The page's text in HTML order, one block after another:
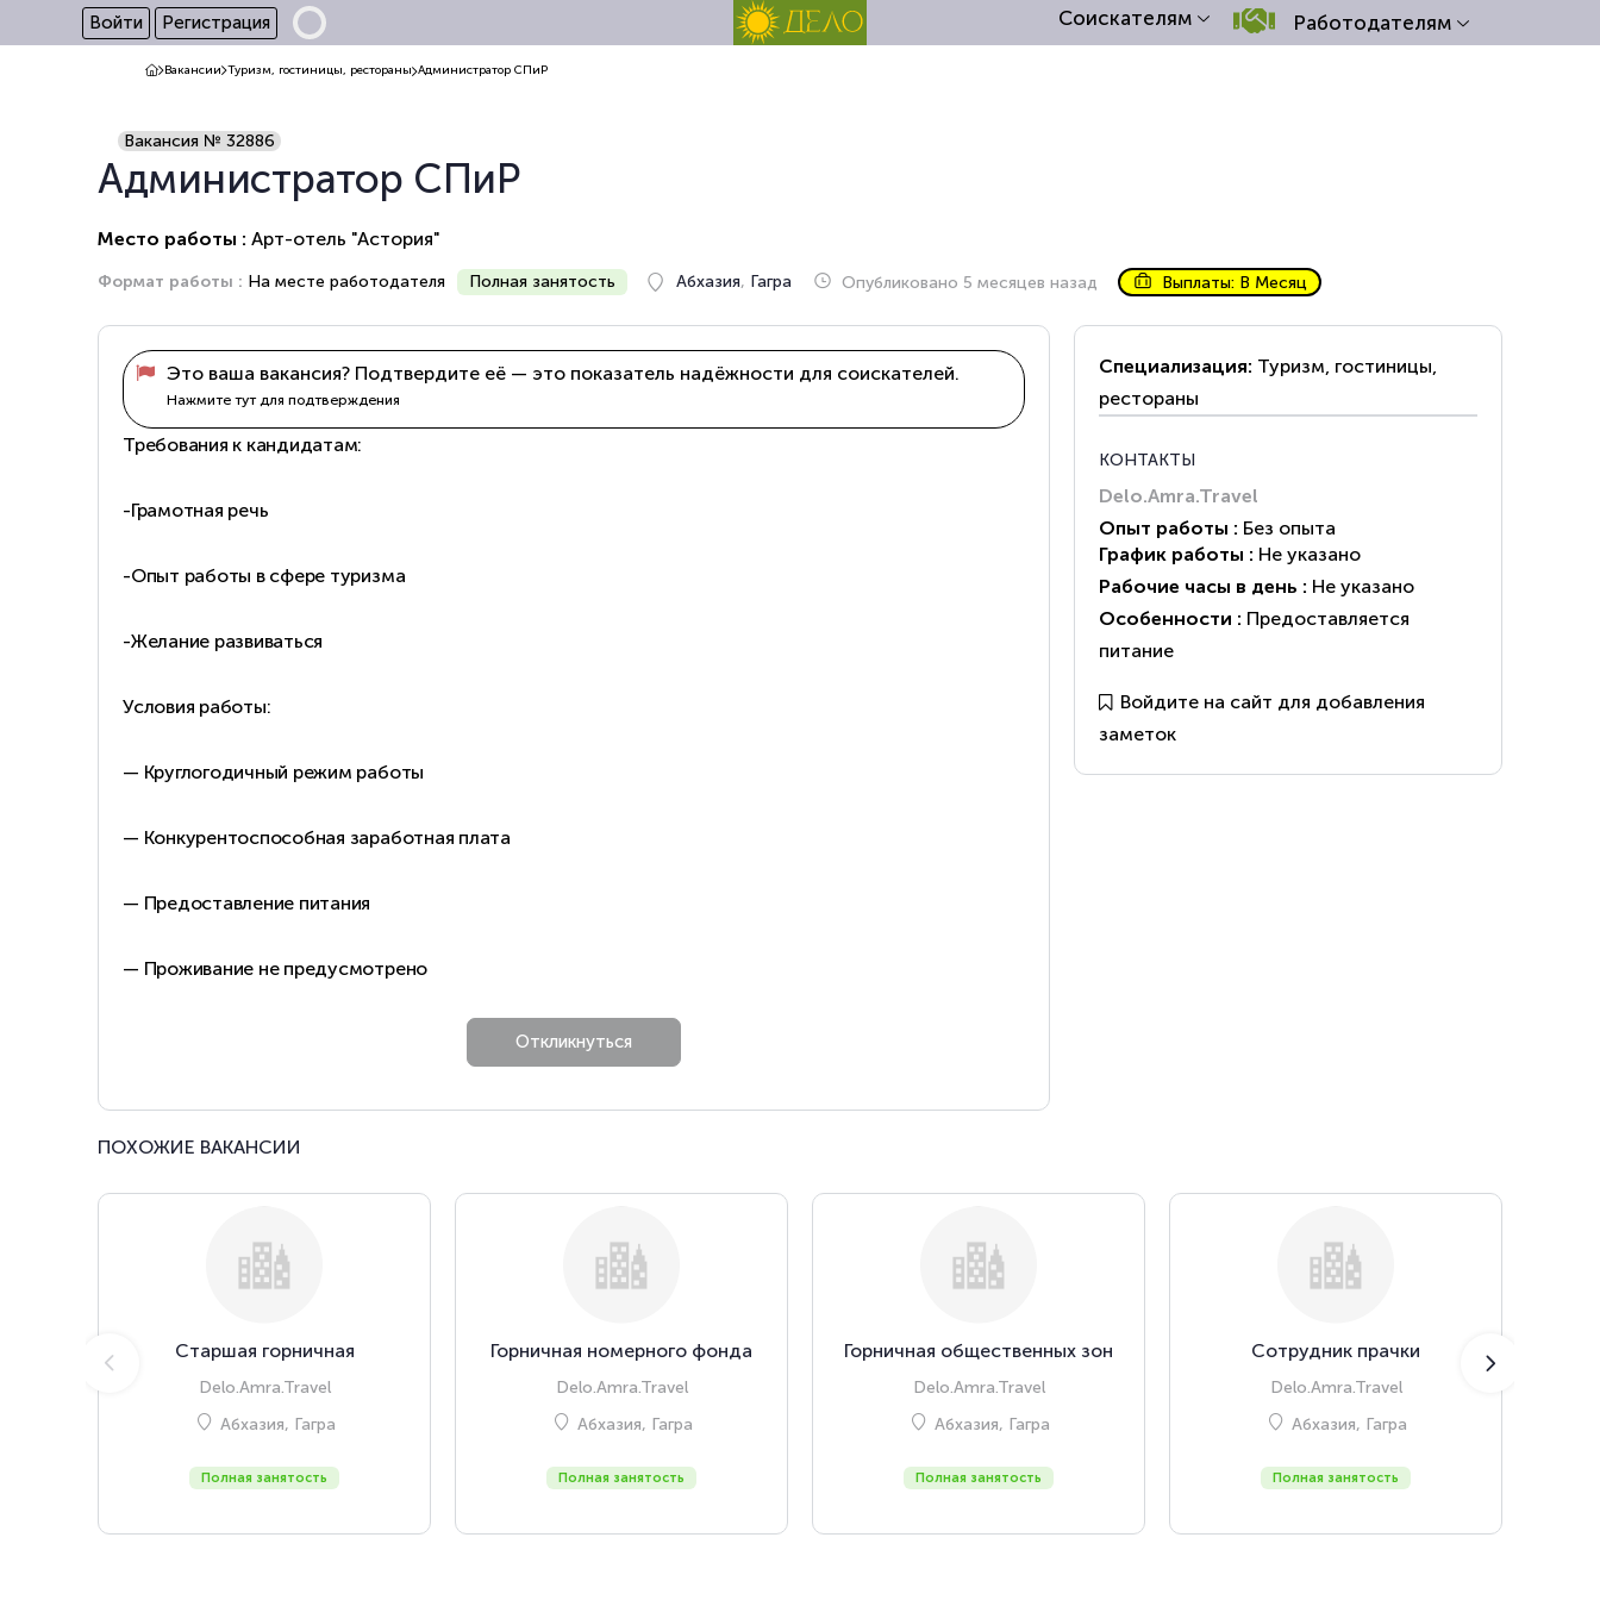
Войти Регистрация Соискателям Работодателям
Вакансии Туризм, гостиницы, рестораны Администратор СПиР
Администратор СПиР
Место работы : Арт-отель "Астория"
Формат работы : На месте работодателя Полная занятость Абхазия, Гагра Опубликовано 5 месяцев назад Выплаты: В Месяц
Вакансия № 32886
Это ваша вакансия? Подтвердите её — это показатель надёжности для соискателей.
Нажмите тут для подтверждения
Требования к кандидатам:
-Грамотная речь
-Опыт работы в сфере туризма
-Желание развиваться
Условия работы:
— Круглогодичный режим работы
— Конкурентоспособная заработная плата
— Предоставление питания
— Проживание не предусмотрено
Специализация: Туризм, гостиницы,
рестораны
КОНТАКТЫ
Delo.Amra.Travel
Опыт работы : Без опыта
График работы : Не указано
Рабочие часы в день : Не указано
Особенности : Предоставляется
питание
Войдите на сайт для добавления
заметок
ПОХОЖИЕ ВАКАНСИИ
Старшая горничная
Delo.Amra.Travel
Абхазия, Гагра
Полная занятость
Горничная номерного фонда
Delo.Amra.Travel
Абхазия, Гагра
Полная занятость
Горничная общественных зон
Delo.Amra.Travel
Абхазия, Гагра
Полная занятость
Сотрудник прачки
Delo.Amra.Travel
Абхазия, Гагра
Полная занятость